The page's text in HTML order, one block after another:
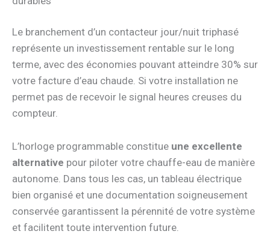
Le branchement d’un contacteur jour/nuit triphasé
représente un investissement rentable sur le long
terme, avec des économies pouvant atteindre 30% sur
votre facture d’eau chaude. Si votre installation ne
permet pas de recevoir le signal heures creuses du
compteur.
L’horloge programmable constitue une excellente
alternative pour piloter votre chauffe-eau de manière
autonome. Dans tous les cas, un tableau électrique
bien organisé et une documentation soigneusement
conservée garantissent la pérennité de votre système
et facilitent toute intervention future.